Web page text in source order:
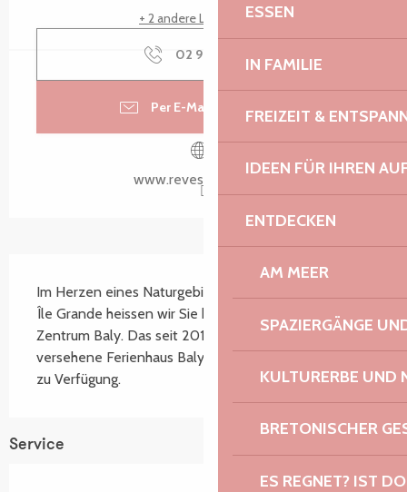
ESSEN
IN FAMILIE
FREIZEIT &
IDEEN FÜR IHREN
ENTDECKEN
AM MEER
SPAZIERGÄNGE
KULTURERBE UND
BRETONISCHER
ES REGNET? IST
+ 2 andere Leistung(en)
02 96 91 95
Per E-Mail kontaktieren
www.revesdemer.com
Im Herzen eines Naturgebietes auf dem Archipel der
Île Grande heissen wir Sie herzlich willkommen im
Zentrum Baly. Das seit 2013 mit dem Umweltzeichen
versehene Ferienhaus Baly steht für Ihren Aufenthalt
zu Verfügung.
Service